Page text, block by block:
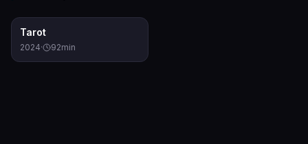
Tarot
2024· 92min